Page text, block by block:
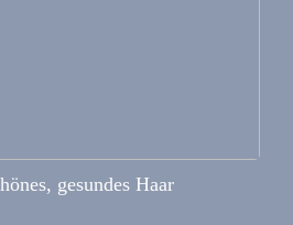
gesundes Haar